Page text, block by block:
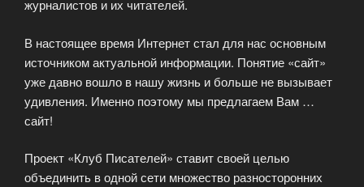
журналистов и их читателей.
В настоящее время Интернет стал для нас основным
источником актуальной информации. Понятие «сайт»
уже давно вошло в нашу жизнь и больше не вызывает
удивления. Именно поэтому мы предлагаем Вам …
сайт!
Проект «Клуб Писателей» ставит своей целью
объединить в одной сети множество разносторонних